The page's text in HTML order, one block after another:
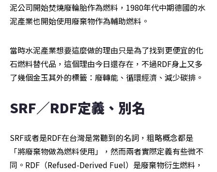
泥公司開始焚燒廢輪胎作為燃料，1980年代中期德國的水
泥產業也開始使用廢棄物作為輔助燃料。
當時水泥產業想要這麼做的理由只是為了找到更便宜的化
石燃料替代品，這個理由今日還存在，不過RDF身上又多
了幾個金玉其外的標籤：廢轉能、循環經濟、減少碳排。
SRF／RDF定義、別名
SRF或者是RDF在台灣是常聽到的名詞，粗略概念都是
「將廢棄物做為燃料使用」，然而兩者實際定義有些微不
同。RDF（Refused-Derived Fuel）是廢棄物衍生燃料，